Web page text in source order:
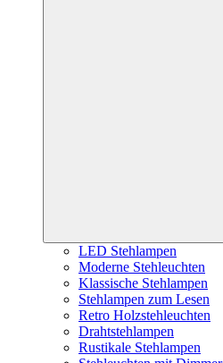
LED Stehlampen
Moderne Stehleuchten
Klassische Stehlampen
Stehlampen zum Lesen
Retro Holzstehleuchten
Drahtstehlampen
Rustikale Stehlampen